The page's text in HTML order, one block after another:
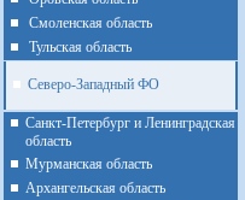
Смоленская область
Тульская область
Северо-Западный ФО
Санкт-Петербург и Ленинградская
область
Мурманская область
Архангельская область